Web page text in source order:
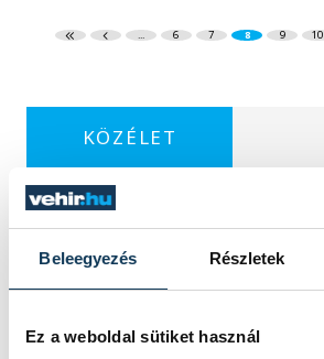
Beleegyezés Részletek
Ez a weboldal sütiket használ
... 6 7 8 9 10
KÖZÉLET
Megszelídítették a
sárkányokat